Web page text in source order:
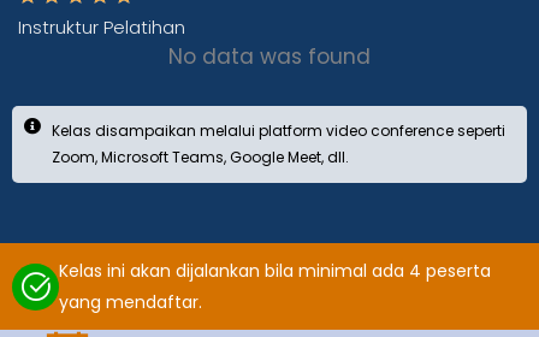
Instruktur Pelatihan
No data was found
Kelas disampaikan melalui platform video conference seperti
Zoom, Microsoft Teams, Google Meet, dll.
Kelas ini akan dijalankan bila minimal ada 4 peserta
yang mendaftar.